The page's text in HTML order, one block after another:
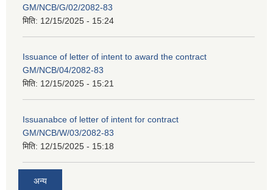
GM/NCB/G/02/2082-83
मिति: 12/15/2025 - 15:24
Issuance of letter of intent to award the contract
GM/NCB/04/2082-83
मिति: 12/15/2025 - 15:21
Issuanabce of letter of intent for contract
GM/NCB/W/03/2082-83
मिति: 12/15/2025 - 15:18
अन्य